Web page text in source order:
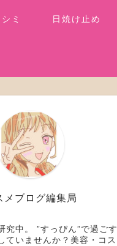
シミ 日焼け止め
メブログ編集局
究中。 ”すっぴん”で過ごす
ていませんか？美容・コス